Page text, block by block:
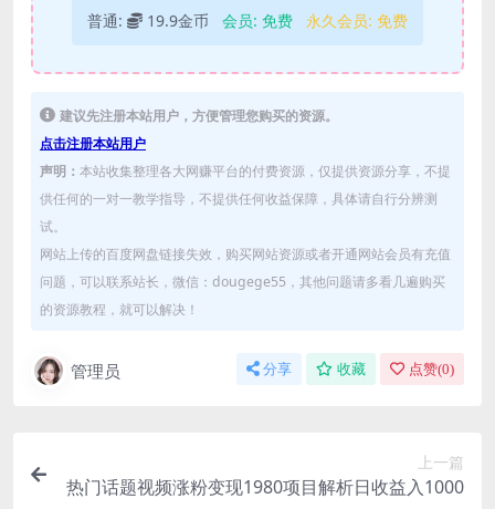
普通: 19.9金币 会员: 免费 永久会员: 免费
建议先注册本站用户，方便管理您购买的资源。
点击注册本站用户
声明： 本站收集整理各大网赚平台的付费资源，仅提供资源分享，不提
供任何的一对一教学指导，不提供任何收益保障，具体请自行分辨测
试。
网站上传的百度网盘链接失效，购买网站资源或者开通网站会员有充值
问题，可以联系站长，微信：dougege55，其他问题请多看几遍购买
的资源教程，就可以解决！
管理员 分享 收藏 点赞(0)
上一篇
热门话题视频涨粉变现1980项目解析日收益入1000